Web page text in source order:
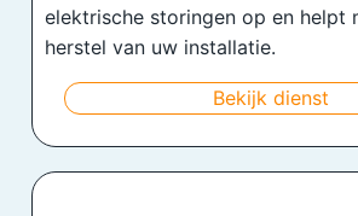
elektrische storingen op en helpt
herstel van uw installatie.
Bekijk dienst